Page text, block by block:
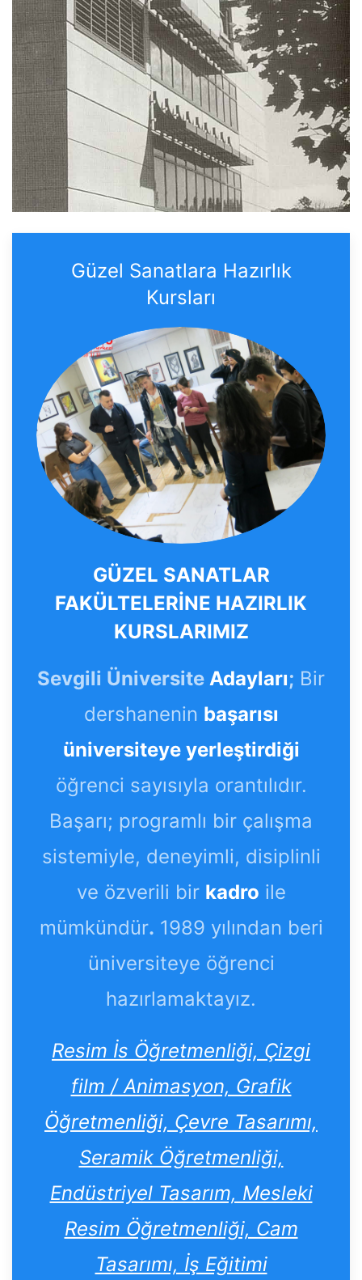
Güzel Sanatlara Hazırlık
Kursları
GÜZEL SANATLAR
FAKÜLTELERİNE HAZIRLIK
KURSLARIMIZ
Sevgili Üniversite Adayları; Bir
dershanenin başarısı
üniversiteye yerleştirdiği
öğrenci sayısıyla orantılıdır.
Başarı; programlı bir çalışma
sistemiyle, deneyimli, disiplinli
ve özverili bir kadro ile
mümkündür. 1989 yılından beri
üniversiteye öğrenci
hazırlamaktayız.
Resim İs Öğretmenliği, Çizgi
film / Animasyon, Grafik
Öğretmenliği, Çevre Tasarımı,
Seramik Öğretmenliği,
Endüstriyel Tasarım, Mesleki
Resim Öğretmenliği, Cam
Tasarımı, İş Eğitimi